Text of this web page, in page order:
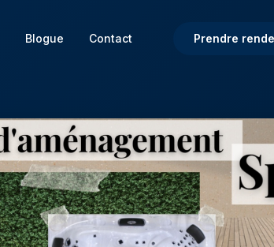
Blogue Contact Prendre